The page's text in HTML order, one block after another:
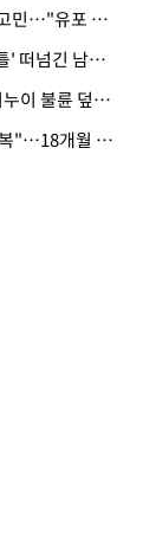
· 직장 불륜 발각된 40대 남성의 고민…"유포 동료 명예훼손·협박죄 고소 가능할까"
· 재취업한 시누이 위해 '조카 셔틀' 떠넘긴 남편…아내 "난 못한다"
· "남의 가정사 끼어들지 마"…시누이 불륜 덮으려는 남편에 억울한 아내
· "현관문 걷어차고 욕설 녹음 반복"…18개월 아기 키우는 집 뒤흔든 '앞집의 비극'